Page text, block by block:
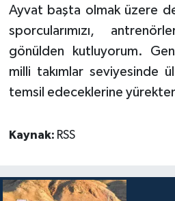
Ayvat başta olmak üzere
sporcularımızı,
gönülden kutluyorum.
milli takımlar seviyesinde
temsil edeceklerine
Kaynak: RSS